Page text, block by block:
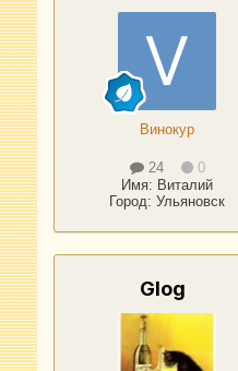
Винокур
24
0
Имя: Виталий
Город:Ульяновск
Glog